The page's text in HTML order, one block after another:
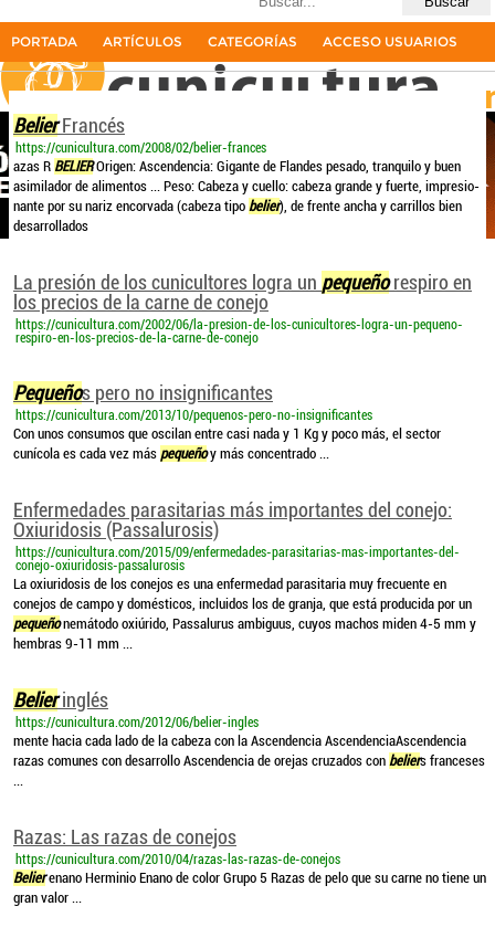
La primera revista del sector cunícola en español
PORTADA ARTÍCULOS CATEGORÍAS ACCESO USUARIOS
belier pequeño 19resultados
BelierFrancés
https://cunicultura.com/2008/02/belier-frances
azas R BELIEROrigen: Ascendencia: Gigante de Flandes pesado, tranquilo y buen
asimilador de alimentos ... Peso: Cabeza y cuello: cabeza grande y fuerte, impresio-
nante por su nariz encorvada (cabeza tipo belier), de frente ancha y carrillos bien
desarrollados
La presión de los cunicultores logra un pequeñorespiro en
los precios de la carne de conejo
https://cunicultura.com/2002/06/la-presion-de-los-cunicultores-logra-un-pequeno-
respiro-en-los-precios-de-la-carne-de-conejo
Pequeños pero no insignificantes
https://cunicultura.com/2013/10/pequenos-pero-no-insignificantes
Con unos consumos que oscilan entre casi nada y 1 Kg y poco más, el sector
cunícola es cada vez más pequeñoy más concentrado ...
Enfermedades parasitarias más importantes del conejo:
Oxiuridosis (Passalurosis)
https://cunicultura.com/2015/09/enfermedades-parasitarias-mas-importantes-del-
conejo-oxiuridosis-passalurosis
La oxiuridosis de los conejos es una enfermedad parasitaria muy frecuente en
conejos de campo y domésticos, incluidos los de granja, que está producida por un
pequeñonemátodo oxiúrido, Passalurus ambiguus, cuyos machos miden 4-5 mm y
hembras 9-11 mm ...
Belieringlés
https://cunicultura.com/2012/06/belier-ingles
mente hacia cada lado de la cabeza con la Ascendencia AscendenciaAscendencia
razas comunes con desarrollo Ascendencia de orejas cruzados con beliers franceses
...
Razas: Las razas de conejos
https://cunicultura.com/2010/04/razas-las-razas-de-conejos
Belierenano Herminio Enano de color Grupo 5 Razas de pelo que su carne no tiene un
gran valor ...